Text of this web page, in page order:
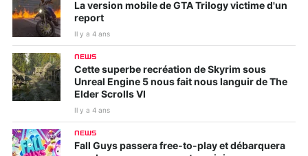
La version mobile de GTA Trilogy victime d'un
report
Il y a 4 ans
NEWS
Cette superbe recréation de Skyrim sous
Unreal Engine 5 nous fait nous languir de The
Elder Scrolls VI
Il y a 4 ans
NEWS
Fall Guys passera free-to-play et débarquera